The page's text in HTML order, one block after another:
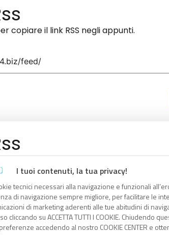
I tuoi contenuti, la tua privacy!
tecnici necessari alla navigazione e funzionali
di navigazione sempre migliore, per facilitare le
di marketing aderenti alle tue abitudini di
cliccando su ACCETTA TUTTI I COOKIE. Chiudendo
accedendo al nostro COOKIE CENTER e
copiare il link RSS negli appunti.
copiare il link RSS negli appunti.